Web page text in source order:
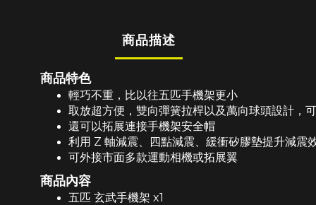
商品描述
商品特色
輕巧不重，比以往五匹手機架更小
取放超方便，雙向彈簧拉桿以及萬向球頭設計，
還可以拓展連接手機架安全帽
利用 Z 軸減震、四點減震、緩衝矽膠墊提升減震
可外接市面多款運動相機或拓展翼
商品內容
五匹 玄武手機架 x1